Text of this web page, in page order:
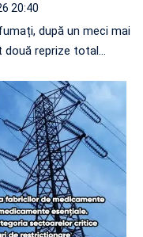
20:40
după un meci mai
două reprize total…